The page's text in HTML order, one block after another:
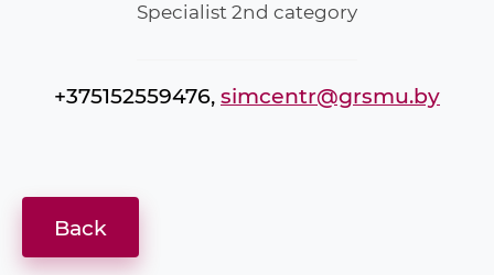
Specialist 2nd category
+375152559476, simcentr@grsmu.by
Back